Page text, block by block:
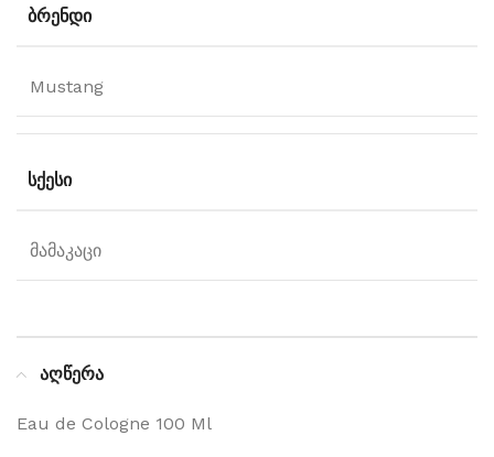
ᲑᲠᲔᲜᲓᲘ
Mustang
ᲡᲥᲔᲡᲘ
მამაკაცი
აღწერა
Eau de Cologne 100 Ml